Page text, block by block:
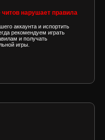
нарушает правила
аккаунта и испортить
рекомендуем играть
и получать
игры.